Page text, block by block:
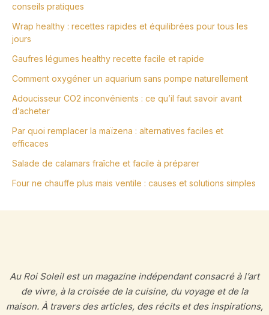
conseils pratiques
Wrap healthy : recettes rapides et équilibrées pour tous les
jours
Gaufres légumes healthy recette facile et rapide
Comment oxygéner un aquarium sans pompe naturellement
Adoucisseur CO2 inconvénients : ce qu’il faut savoir avant
d’acheter
Par quoi remplacer la maïzena : alternatives faciles et
efficaces
Salade de calamars fraîche et facile à préparer
Four ne chauffe plus mais ventile : causes et solutions simples
Au Roi Soleil est un magazine indépendant consacré à l’art
de vivre, à la croisée de la cuisine, du voyage et de la
maison. À travers des articles, des récits et des inspirations,